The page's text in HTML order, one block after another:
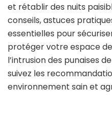
et rétablir des nuits
conseils, astuces
essentielles pour
protéger votre espace
l’intrusion des punaises
suivez les
environnement sain et